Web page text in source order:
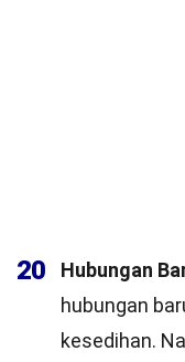
20 Hubungan
hubungan
kesedihan.